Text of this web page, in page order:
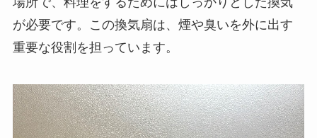
が必要です。この換気扇は、煙や臭いを外に出す
重要な役割を担っています。